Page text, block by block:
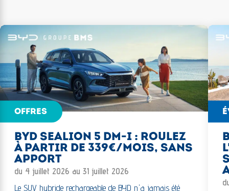
OFFRES
BYD SEALION 5 DM-I : ROULEZ
À PARTIR DE 339€/MOIS, SANS
APPORT
du 4 juillet 2026 au 31 juillet 2026
Le SUV hybride rechargeable de BYD n'a jamais été